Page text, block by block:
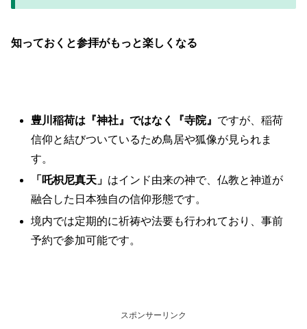
知っておくと参拝がもっと楽しくなる
豊川稲荷は『神社』ではなく『寺院』 ですが、稲荷
信仰と結びついているため鳥居や狐像が見られま
す。
「吒枳尼真天」 はインド由来の神で、仏教と神道が
融合した日本独自の信仰形態です。
境内では定期的に祈祷や法要も行われており、事前
予約で参加可能です。
スポンサーリンク